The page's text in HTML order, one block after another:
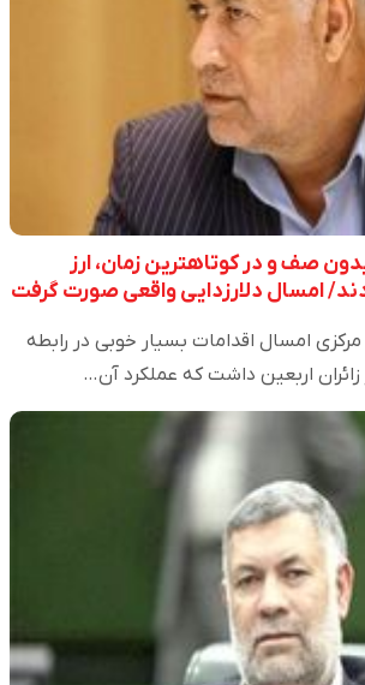
بدون صف و در کوتاهترین زمان، ارز
امسال دلارزدایی واقعی صورت گرفت
امسال اقدامات بسیار خوبی در رابطه
زائران اربعین داشت که عملکرد آن…